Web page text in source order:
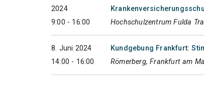
2024
9:00 - 16:00
Hochschulzentrum Fulda
8. Juni 2024
14:00 - 16:00
Kundgebung Frankfurt:
Römerberg, Frankfurt am